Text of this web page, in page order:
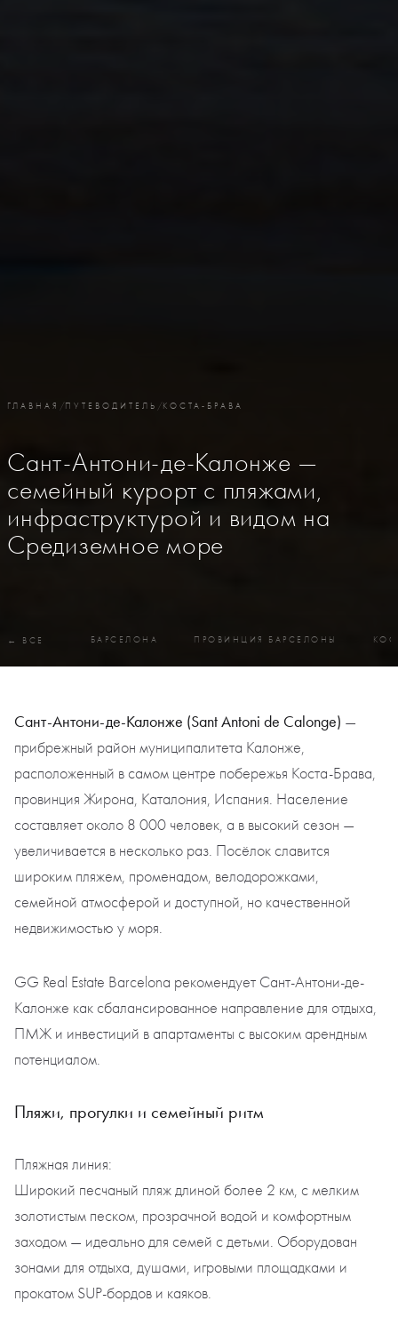
ГЛАВНАЯ /ПУТЕВОДИТЕЛЬ /КОСТА-БРАВА
Сант-Антони-де-Калонже —
семейный курорт с пляжами,
инфраструктурой и видом на
Средиземное море
← ВСЕ БАРСЕЛОНА ПРОВИНЦИЯ БАРСЕЛОНЫ
Сант-Антони-де-Калонже (Sant Antoni de Calonge) —
прибрежный район муниципалитета Калонже,
расположенный в самом центре побережья Коста-Брава,
провинция Жирона, Каталония, Испания. Население
составляет около 8 000 человек, а в высокий сезон —
увеличивается в несколько раз. Посёлок славится
широким пляжем, променадом, велодорожками,
семейной атмосферой и доступной, но качественной
недвижимостью у моря.
GG Real Estate Barcelona рекомендует Сант-Антони-де-
Калонже как сбалансированное направление для отдыха,
ПМЖ и инвестиций в апартаменты с высоким арендным
потенциалом.
Пляжи, прогулки и семейный ритм
Пляжная линия:
Широкий песчаный пляж длиной более 2 км, с мелким
золотистым песком, прозрачной водой и комфортным
заходом — идеально для семей с детьми. Оборудован
зонами для отдыха, душами, игровыми площадками и
прокатом SUP-бордов и каяков.